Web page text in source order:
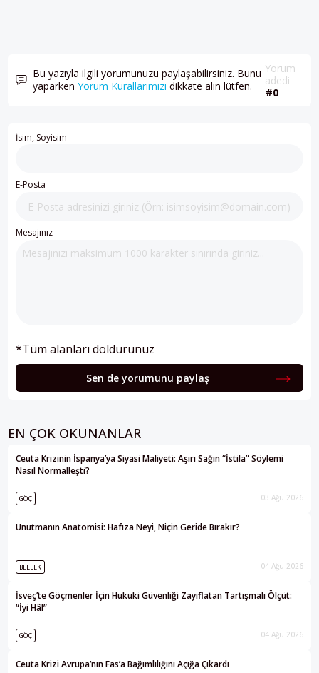
Bu yazıyla ilgili yorumunuzu paylaşabilirsiniz. Bunu
yaparkenYorum Kurallarımızı dikkate alın lütfen.
Yorum
adedi
#0
İsim, Soyisim
E-Posta
Mesajınız
*Tüm alanları doldurunuz
Sen de yorumunu paylaş
EN ÇOK OKUNANLAR
Ceuta Krizinin İspanya’ya Siyasi Maliyeti: Aşırı Sağın “İstila” Söylemi
Nasıl Normalleşti?
GÖÇ 03 Ağu 2026
Unutmanın Anatomisi: Hafıza Neyi, Niçin Geride Bırakır?
BELLEK 04 Ağu 2026
İsveç’te Göçmenler İçin Hukuki Güvenliği Zayıflatan Tartışmalı Ölçüt:
“İyi Hâl”
GÖÇ 04 Ağu 2026
Ceuta Krizi Avrupa’nın Fas’a Bağımlılığını Açığa Çıkardı